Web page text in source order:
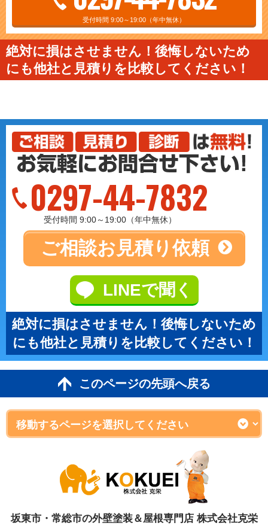
受付時間 9:00～19:00（年中無休）
絶対に損はさせません！後悔しないため
にも他社と見積りを比較してください！
0297-44-7832
受付時間 9:00～19:00（年中無休）
ご相談お見積り依頼
LINEで聞く
絶対に損はさせません！後悔しないため
にも他社と見積りを比較してください！
このページの先頭へ戻る
坂東市・常総市の外壁塗装＆屋根専門店 株式会社克栄